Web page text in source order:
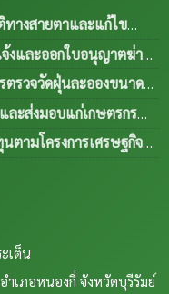
ทางสายตาและแก้ไข
สูงอายุและผู้ด้อยโอกาส
ส.ค. 2569
งและออกใบอนุญาตฆ่า
04 ส.ค. 2569
ตรวจวัดฝุ่นละอองขนาด
2569
04 ส.ค.
ละส่งมอบแก่เกษตรกร
ครบ 18 เดือน ขยายให้
ำบลทุ่งกเสริมอาชีพเลี้ยง
ยืมเพื่อการผลิต ภายใต้
ตามโครงการเศรษฐกิจ
เต็น
เภอหนองกี่ จังหวัดบุรีรัมย์